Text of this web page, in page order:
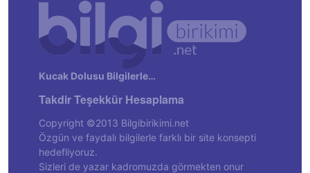
Kucak Dolusu Bilgilerle…
Takdir Teşekkür Hesaplama
Copyright ©2013 Bilgibirikimi.net
Özgün ve faydalı bilgilerle farklı bir site konsepti
hedefliyoruz.
Sizleri de yazar kadromuzda görmekten onur